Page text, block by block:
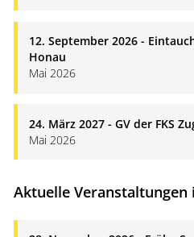
12. September 2026 -
Honau
Mai 2026
24. März 2027 - GV der FKS
Mai 2026
Aktuelle Veranstaltungen